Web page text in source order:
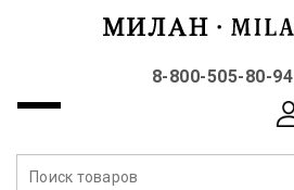
8-800-505-80-94